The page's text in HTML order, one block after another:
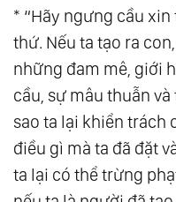
48. Tìm Lại Chính
49.Hành Trình Trở
50.Phương Pháp
Phật
51. Thuận Tự Nhiên
52.Hành Trình Vĩ
53.Cảm Giác Tích
* “Hãy ngưng cầu
thứ. Nếu ta tạo ra
những đam mê, giới
cầu, sự mâu thuẫn
sao ta lại khiển trách
điều gì mà ta đã đặt
ta lại có thể trừng